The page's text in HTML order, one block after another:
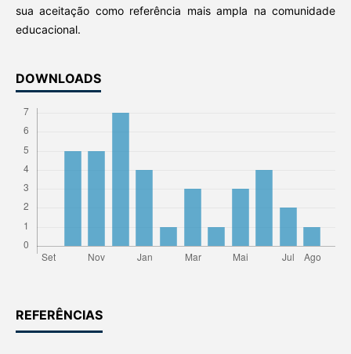
sua aceitação como referência mais ampla na comunidade
educacional.
DOWNLOADS
REFERÊNCIAS